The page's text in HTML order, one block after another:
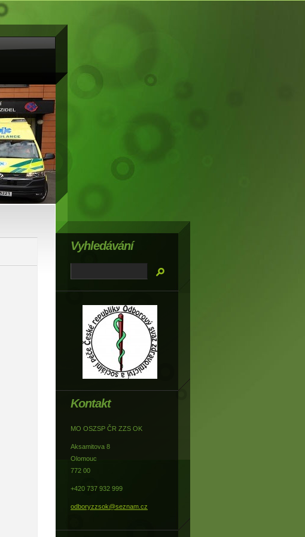
Kontakt
MO OSZSP ČR ZZS OK
Aksamitova 8
Olomouc
772 00
+420 737 932 999
odboryzzsok@seznam.cz
Vyhledávání